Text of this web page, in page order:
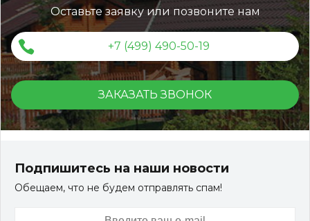
Оставьте заявку или позвоните нам
+7 (499) 490-50-19
ЗАКАЗАТЬ ЗВОНОК
Подпишитесь на наши новости
Обещаем, что не будем отправлять спам!